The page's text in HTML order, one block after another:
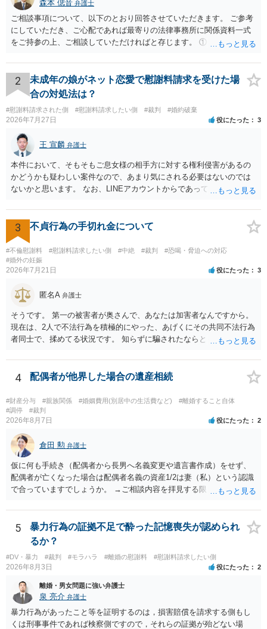
があったとはいえないとして，妻からの慰謝料請求が排斥されましたが，仮
に適切な証拠を収集することができていなければ，果たしてどうなったのだ
ろうかと思います。 慰謝料請求のケースでは，適切な主張や立証が大切で
す。 慰謝料の問題でお悩みでしたら，まずはお気軽にご相談されることをお
森本 偲音 弁護士
ご相談事項について、以下のとおり回答させていただきます。 ご参考
にしていただき、ご心配であれば最寄りの法律事務所に関係資料一式
をご持参の上、ご相談していただければと存じます。 ① このLINEの
される可能性はあるのか ⇒LINEを含む１００万円の貸付に至るまでの
やり取り等の経緯、誓約書の内容等を踏まえて、関係を清算するため
の 金銭であったと評価される可能性はあると考えます。 ② 「今後一
切関与しないなら100万円振り込む」というLINEや誓約書は、裁判上
どの程度証拠価値があるのか ⇒前後のやり取りや誓約書の具体的内容
を見ない限り、具体的な判断はできませんが、一定の証拠価値はある
と考えます。 ③ 借用書があっても、後から100万円を貸付扱いに変更
することは認められるのか。 ⇒おそらく１００万円は不当利得（受け
取る正当な権利がないのに利益を取得した）として返還請求されてい
るものかと推察しますので、 貸金返還ではないかと存じます。 ④ 私
は現在、収入も不安定で貯金もなくリボ払い借金が既に約100万あり。
今年に再婚したが主人はお金に厳しい為、一括で220万円を支払う事は
困難 仮に裁判で敗訴した場合でも、分割払いになる可能性はあります
か。 ⇒判決となり敗訴してしまった場合は、強制執行により不動産等
の財産を差し押さえられ、そこから債権回収が図られることになりま
すが、 和解であれば柔軟な解決が可能ですので、その場合は分割払
いにより支払うことも十分可能です。 ⑤ このような事情であれば、私
は120万円のみ和解交渉を続けるべきでしょうか。 ⇒ご相談者様の認
れるため、 120万円のみについて交渉を続けることがベターかと存じ
ます。
2
未成年の娘がネット恋愛で慰謝料請求を受けた場
合の対処法は？
#慰謝料請求された側 #慰謝料請求したい側 #裁判 #婚約破棄
2026年7月27日 役にたった 3
王 宣麟 弁護士
本件において、そもそもご息女様の相手方に対する権利侵害があるの
かどうかも疑わしい案件なので、あまり気にされる必要はないのでは
ないかと思います。 なお、LINEアカウントからであっても、そこに紐
るパターンはありえるものの、本件のような精神的損害が発生したと
明確にいえないような案件において開示がなされる可能性も低いので
はないかと推察します。
3 不貞行為の手切れ金について
#不倫慰謝料 #慰謝料請求したい側 #中絶 #裁判
#恐喝・脅迫への対応
#婚外の妊娠
2026年7月21日 役にたった 3
匿名A 弁護士
そうです。 第一の被害者が奥さんで、あなたは加害者なんですから。
現在は、2人で不法行為を積極的にやった、あげくにその共同不法行為
者同士で、揉めてる状況です。 知らずに騙されたならともか
というだけですから。
4 配偶者が他界した場合の遺産相続
#財産分与 #親族関係 #婚姻費用(別居中の生活費など)
#離婚すること自体
#調停
#裁判
2026年8月7日 役にたった 2
倉田 勲 弁護士
仮に何も手続き（配偶者から長男へ名義変更や遺言書作成）をせず、
配偶者が亡くなった場合は配偶者名義の資産1/2は妻（私）という認識
で合っていますでしょうか。 →ご相談内容を拝見する限りでは、その
完全に所有する場合は、他の相続人に対して自宅の評価額の１/２の代
償金の支払いが必要になります。
5
暴力行為の証拠不足で酔った記憶喪失が認められ
るか？
#DV・暴力 #裁判 #モラハラ #離婚の慰謝料 #慰謝料請求したい側
2026年8月3日 役にたった 2
離婚・男女問題に強い弁護士
泉 亮介 弁護士
暴力行為があったこと等を証明するのは，損害賠償を請求する側もし
くは刑事事件であれば検察側ですので，それらの証拠が殆どない場